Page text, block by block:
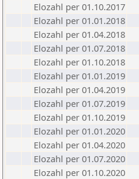
Elozahl per 01.10.2017
Elozahl per 01.01.2018
Elozahl per 01.04.2018
Elozahl per 01.07.2018
Elozahl per 01.10.2018
Elozahl per 01.01.2019
Elozahl per 01.04.2019
Elozahl per 01.07.2019
Elozahl per 01.10.2019
Elozahl per 01.01.2020
Elozahl per 01.04.2020
Elozahl per 01.07.2020
Elozahl per 01.10.2020